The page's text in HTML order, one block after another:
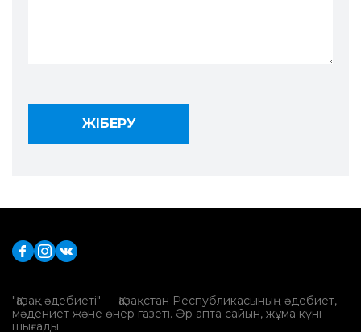
"Қазақ әдебиеті" — Қазақстан Республикасының әдебиет,
мәдениет және өнер газеті. Әр апта сайын, жұма күні
шығады.